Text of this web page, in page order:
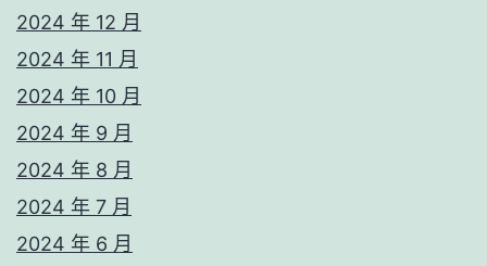
2024 年 12 月
2024 年 11 月
2024 年 10 月
2024 年 9 月
2024 年 8 月
2024 年 7 月
2024 年 6 月